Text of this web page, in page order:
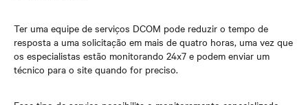
Ter uma equipe de serviços DCOM pode reduzir o tempo de
resposta a uma solicitação em mais de quatro horas, uma vez que
os especialistas estão monitorando 24x7 e podem enviar um
técnico para o site quando for preciso.